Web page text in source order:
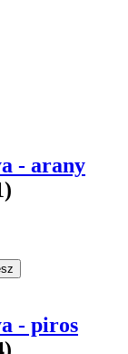
- arany
- piros